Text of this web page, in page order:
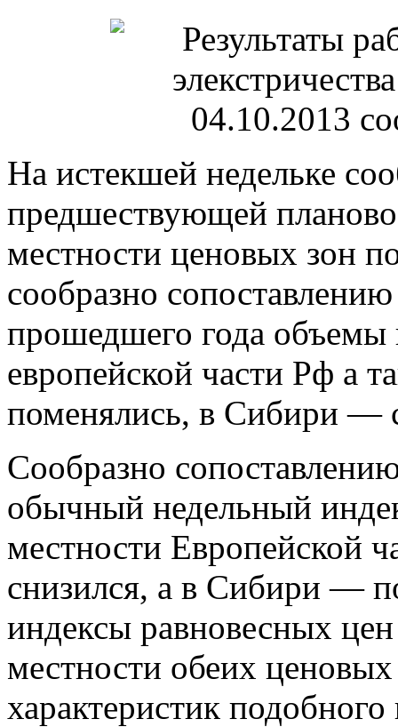
На истекшей недельке
предшествующей
местности ценовых зон
сообразно
прошедшего года объемы
европейской части Рф а
поменялись, в Сибири —
Сообразно
обычный недельный
местности Европейской
снизился, а в Сибири —
индексы равновесных
местности обеих
характеристик